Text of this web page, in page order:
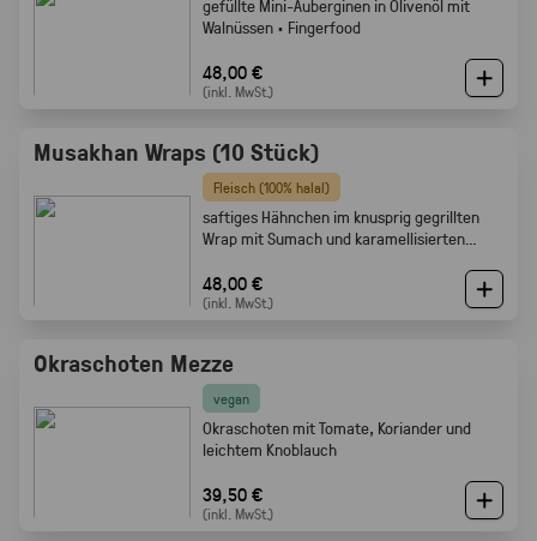
gefüllte Mini-Auberginen in Olivenöl mit
Walnüssen · Fingerfood
48,00 €
(inkl. MwSt.)
Musakhan Wraps (10 Stück)
Fleisch (100% halal)
saftiges Hähnchen im knusprig gegrillten
Wrap mit Sumach und karamellisierten
48,00 €
(inkl. MwSt.)
Okraschoten Mezze
vegan
Okraschoten mit Tomate, Koriander und
leichtem Knoblauch
39,50 €
(inkl. MwSt.)